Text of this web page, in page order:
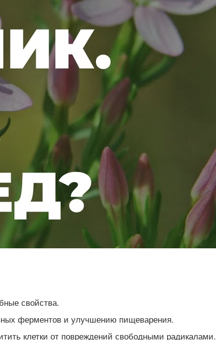
свойства.
ферментов и улучшению пищеварения.
клетки от повреждений свободными радикалами.